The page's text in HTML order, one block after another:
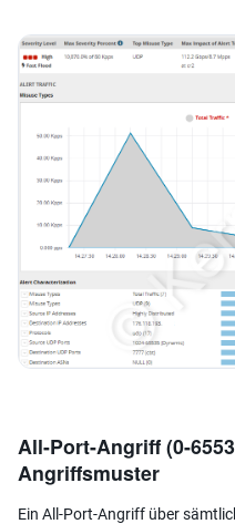
All-Port-Angriff (0-
Angriffsmuster
Ein All-Port-Angriff über